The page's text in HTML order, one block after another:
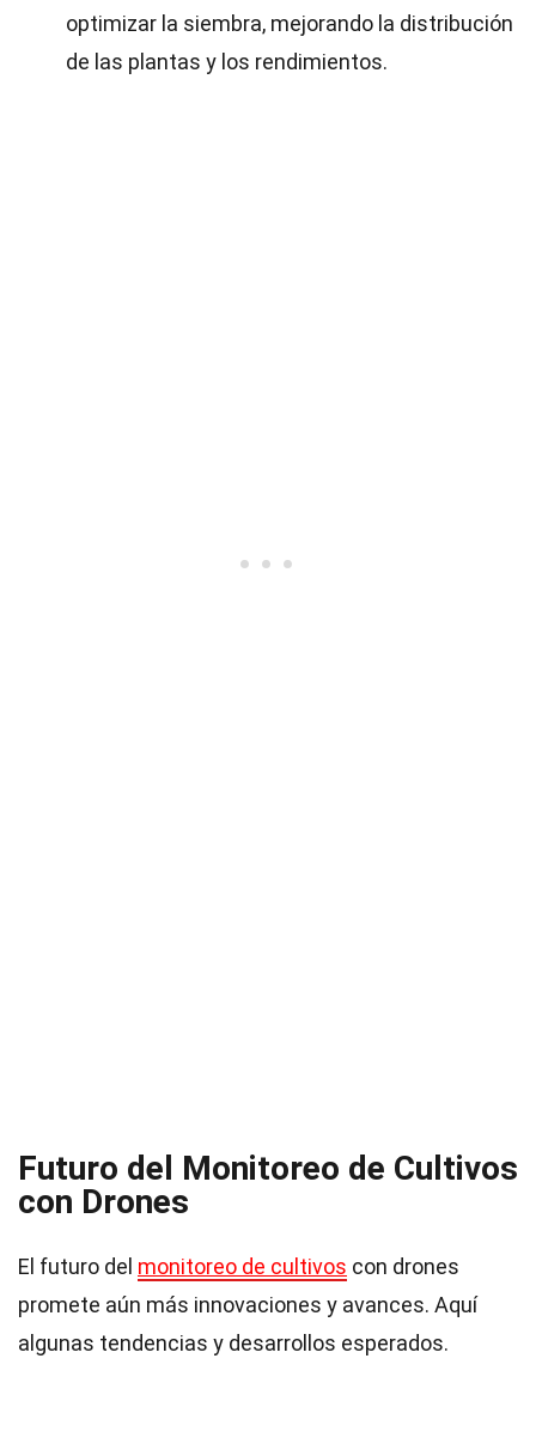
optimizar la siembra, mejorando la distribución
de las plantas y los rendimientos.
Futuro del Monitoreo de Cultivos
con Drones
El futuro del monitoreo de cultivos con drones
promete aún más innovaciones y avances. Aquí
algunas tendencias y desarrollos esperados.